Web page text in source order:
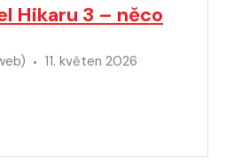
Hikaru 3 – něco
11. květen 2026